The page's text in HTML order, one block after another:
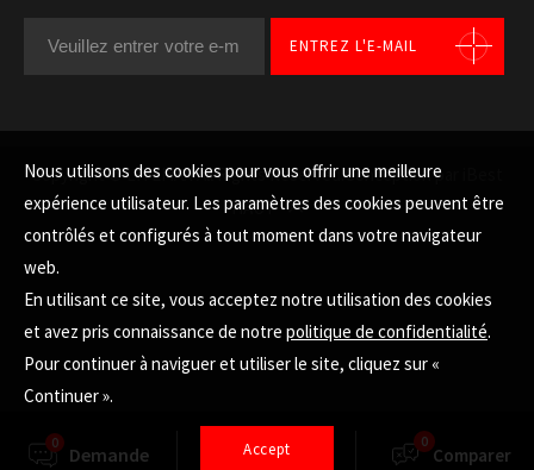
ENTREZ L'E-MAIL
Copyright © LITEMAX All Rights Reserved.Conception par iBest
HAUT
0 Demande Sélecteur
0
Comparer
Nous utilisons des cookies pour vous offrir une meilleure
expérience utilisateur. Les paramètres des cookies peuvent être
contrôlés et configurés à tout moment dans votre navigateur
web.
En utilisant ce site, vous acceptez notre utilisation des cookies
et avez pris connaissance de notre politique de confidentialité.
Pour continuer à naviguer et utiliser le site, cliquez sur «
Continuer ».
Accept